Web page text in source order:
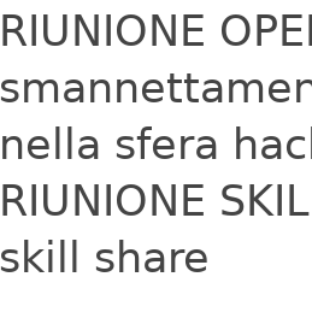
RIUNIONE
nella sfera
RIUNIONE
skill share